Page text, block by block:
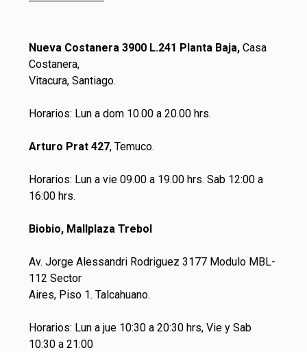
Nueva Costanera 3900 L.241 Planta Baja, Casa
Costanera,
Vitacura, Santiago.
Horarios: Lun a dom 10.00 a 20.00 hrs.
Arturo Prat 427, Temuco.
Horarios: Lun a vie 09.00 a 19.00 hrs. Sab 12:00 a
16:00 hrs.
Biobio, Mallplaza Trebol
Av. Jorge Alessandri Rodriguez 3177 Modulo MBL-
112 Sector
Aires, Piso 1. Talcahuano.
Horarios: Lun a jue 10:30 a 20:30 hrs, Vie y Sab
10:30 a 21:00